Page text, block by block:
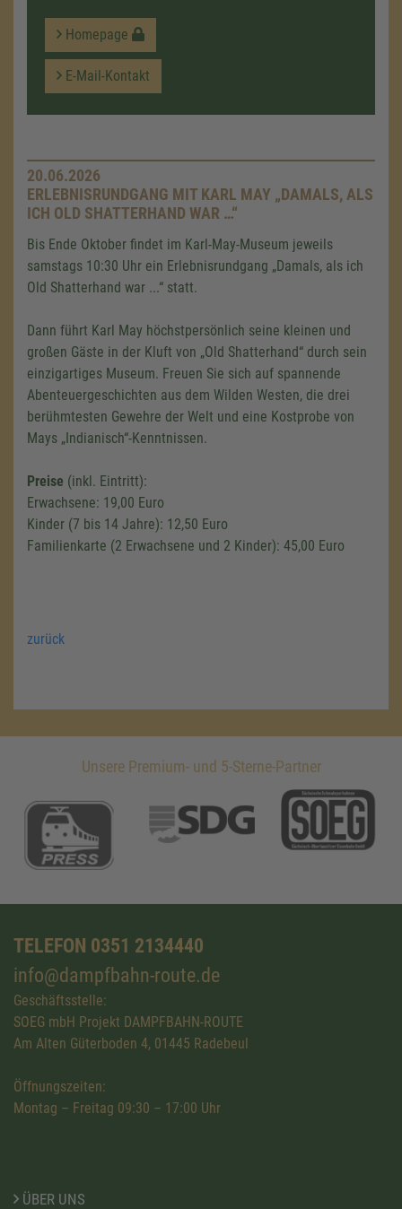
Homepage
E-Mail-Kontakt
20.06.2026
ERLEBNISRUNDGANG MIT KARL MAY „DAMALS, ALS
ICH OLD SHATTERHAND WAR …“
Bis Ende Oktober findet im Karl-May-Museum jeweils
samstags 10:30 Uhr ein Erlebnisrundgang „Damals, als ich
Old Shatterhand war ...“ statt.
Dann führt Karl May höchstpersönlich seine kleinen und
großen Gäste in der Kluft von „Old Shatterhand“ durch sein
einzigartiges Museum. Freuen Sie sich auf spannende
Abenteuergeschichten aus dem Wilden Westen, die drei
berühmtesten Gewehre der Welt und eine Kostprobe von
Mays „Indianisch“-Kenntnissen.
Preise (inkl. Eintritt):
Erwachsene: 19,00 Euro
Kinder (7 bis 14 Jahre): 12,50 Euro
Familienkarte (2 Erwachsene und 2 Kinder): 45,00 Euro
zurück
Unsere Premium- und 5-Sterne-Partner
TELEFON 0351 2134440
info@dampfbahn-route.de
Geschäftsstelle:
SOEG mbH Projekt DAMPFBAHN-ROUTE
Am Alten Güterboden 4, 01445 Radebeul
Öffnungszeiten:
Montag – Freitag 09:30 – 17:00 Uhr
ÜBER UNS